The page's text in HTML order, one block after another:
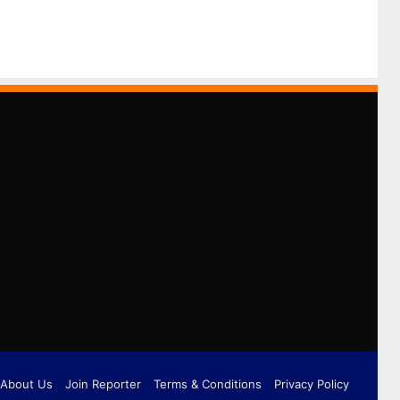
About Us Join Reporter Terms & Conditions Privacy Policy